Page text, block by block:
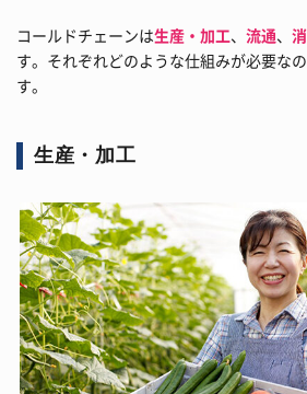
コールドチェーンは生産・加工、 流通、
す。それぞれどのような仕組みが必要な
す。
生産・加工